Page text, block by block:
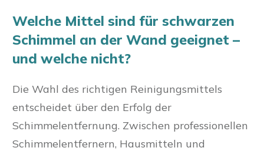
Welche Mittel sind für schwarzen
Schimmel an der Wand geeignet –
und welche nicht?
Die Wahl des richtigen Reinigungsmittels
entscheidet über den Erfolg der
Schimmelentfernung. Zwischen professionellen
Schimmelentfernern, Hausmitteln und